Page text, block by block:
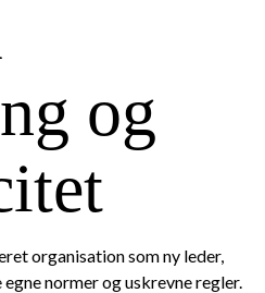
og
organisation som ny leder,
normer og uskrevne regler.